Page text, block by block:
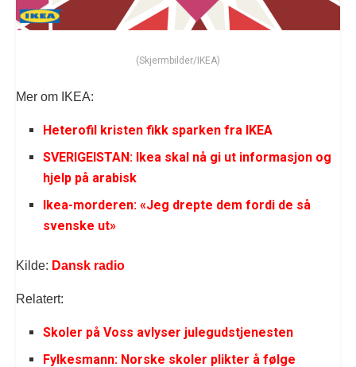
(Skjermbilder/IKEA)
Mer om IKEA:
Heterofil kristen fikk sparken fra IKEA
SVERIGEISTAN: Ikea skal nå gi ut informasjon og
hjelp på arabisk
Ikea-morderen: «Jeg drepte dem fordi de så
svenske ut»
Kilde: Dansk radio
Relatert:
Skoler på Voss avlyser julegudstjenesten
Fylkesmann: Norske skoler plikter å følge